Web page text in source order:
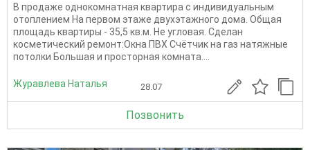
В продаже однокомнатная квартира с индивидуальным
отоплением На первом этаже двухэтажного дома. Общая
площадь квартиры - 35,5 кв.м. Не угловая. Сделан
косметический ремонт:Окна ПВХ Счётчик на газ натяжные
потолки Большая и просторная комната....
Журавлева Наталья 28.07
Позвонить